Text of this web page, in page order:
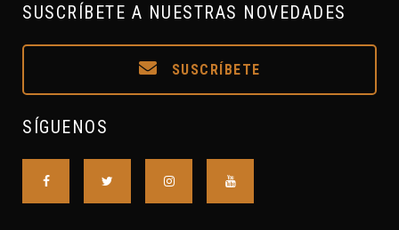
SUSCRÍBETE A NUESTRAS NOVEDADES
SUSCRÍBETE
SÍGUENOS